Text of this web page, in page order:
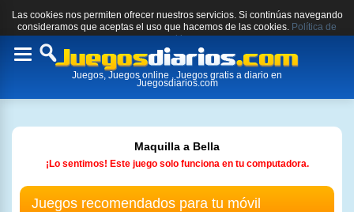
Las cookies nos permiten ofrecer nuestros servicios. Si continúas navegando
consideramos que aceptas el uso que hacemos de las cookies. Política de
cookies.
Toggle
Juegos, Juegos online , Juegos gratis a diario en
Juegosdiarios.com
Maquilla a Bella
¡Lo sentimos! Este juego solo funciona en tu computadora.
Juegos recomendados para tu móvil